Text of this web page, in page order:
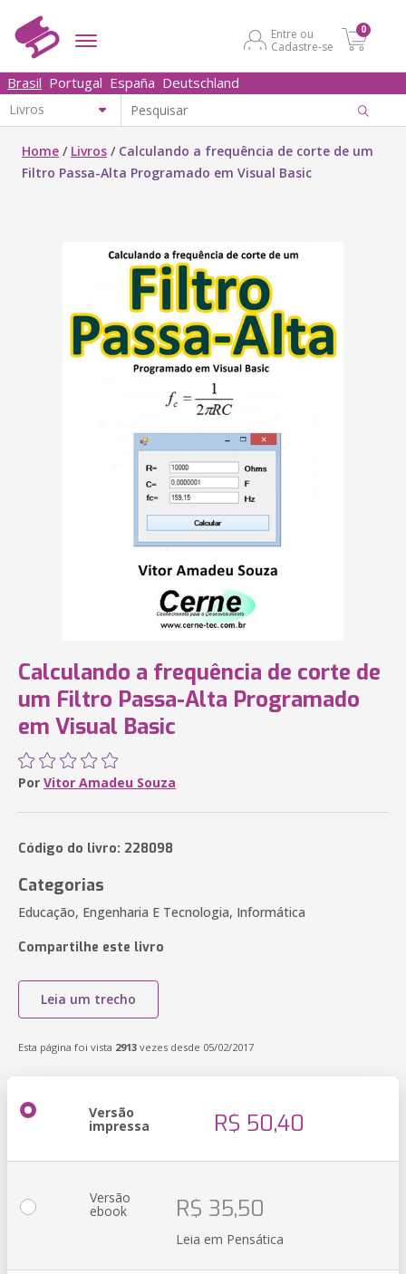
Entre ou
Cadastre-se
0
Brasil Portugal España Deutschland
Home / Livros / Calculando a frequência de corte de um
Filtro Passa-Alta Programado em Visual Basic
Calculando a frequência de corte de
um Filtro Passa-Alta Programado
em Visual Basic
Por Vitor Amadeu Souza
Código do livro: 228098
Categorias
Educação, Engenharia E Tecnologia, Informática
Compartilhe este livro
Leia um trecho
Esta página foi vista 2913 vezes desde 05/02/2017
Versão
impressa R$ 50,40
Versão
ebook R$ 35,50
Leia em Pensática